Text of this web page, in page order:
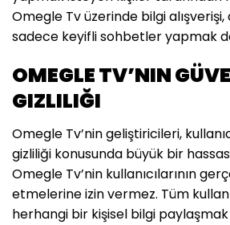
Omegle Tv üzerinde bilgi alışverişi,
sadece keyifli sohbetler yapmak
OMEGLE TV’NIN
GIZLILIĞI
Omegle Tv’nin geliştiricileri,
gizliliği konusunda büyük bir
Omegle Tv’nin kullanıcılarının
etmelerine izin vermez. Tüm
herhangi bir kişisel bilgi